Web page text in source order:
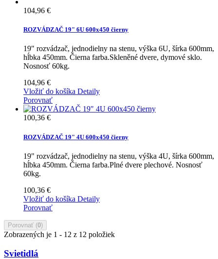
104,96 €
ROZVÁDZAČ 19" 6U 600x450 čierny
19" rozvádzač, jednodielny na stenu, výška 6U, šírka 600mm,
hĺbka 450mm. Čierna farba.Skleněné dvere, dymové sklo.
Nosnosť 60kg.
104,96 €
Vložiť do košíka Detaily
Porovnať
100,36 €
ROZVÁDZAČ 19" 4U 600x450 čierny
19" rozvádzač, jednodielny na stenu, výška 4U, šírka 600mm,
hĺbka 450mm. Čierna farba.Plné dvere plechové. Nosnosť
60kg.
100,36 €
Vložiť do košíka Detaily
Porovnať
Porovnať (0)
Zobrazených je 1 - 12 z 12 položiek
Svietidlá